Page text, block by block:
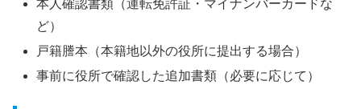
本人確認書類（運転免許証・マイナンバーカードな
ど）
戸籍謄本（本籍地以外の役所に提出する場合）
事前に役所で確認した追加書類（必要に応じて）